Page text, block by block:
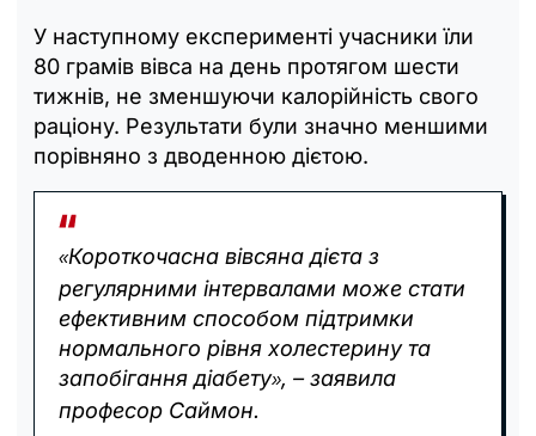
У наступному експерименті учасники їли
80 грамів вівса на день протягом шести
тижнів, не зменшуючи калорійність свого
раціону. Результати були значно меншими
порівняно з дводенною дієтою.
«Короткочасна вівсяна дієта з
регулярними інтервалами може стати
ефективним способом підтримки
нормального рівня холестерину та
запобігання діабету», – заявила
професор Саймон.